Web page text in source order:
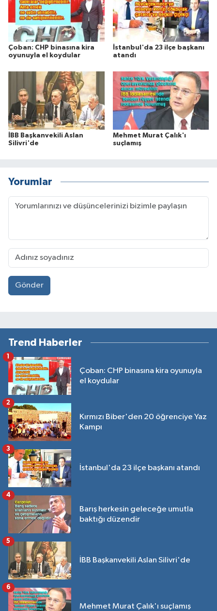
Çoban: CHP binasına kira
oyunuyla el koydular
İstanbul'da 23 ilçe başkanı
atandı
İBB Başkanvekili Aslan
Silivri'de
Mehmet Murat Çalık'ı
suçlamış
Yorumlar
Gönder
Trend Haberler
Çoban: CHP binasına kira oyunuyla
el koydular
1
Kırmızı Biber'den 20 öğrenciye Yaz
Kampı
2
İstanbul'da 23 ilçe başkanı atandı
3
Barış herkesin geleceğe umutla
baktığı düzendir
4
İBB Başkanvekili Aslan Silivri'de
5
Mehmet Murat Çalık'ı suçlamış
6